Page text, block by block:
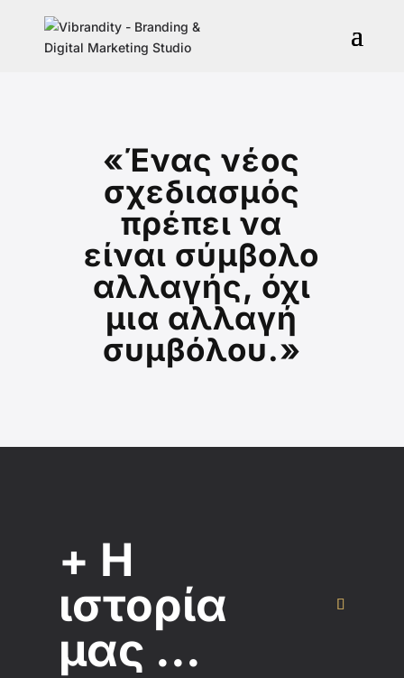
«Ένας νέος
σχεδιασμός
πρέπει να
είναι σύμβολο
αλλαγής, όχι
μια αλλαγή
συμβόλου.»
+ Η
ιστορία
μας ...